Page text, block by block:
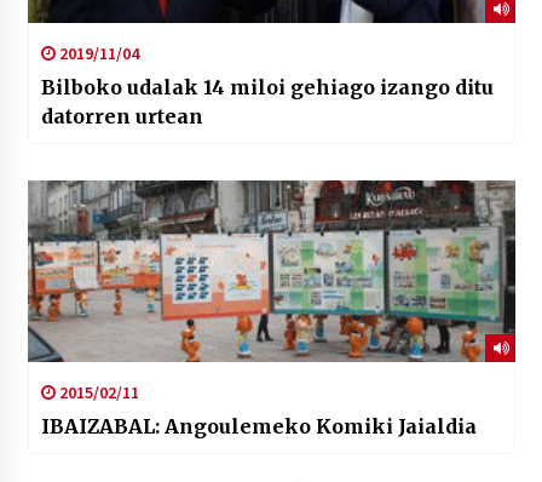
2019/11/04
Bilboko udalak 14 miloi gehiago izango ditu
datorren urtean
2015/02/11
IBAIZABAL: Angoulemeko Komiki Jaialdia